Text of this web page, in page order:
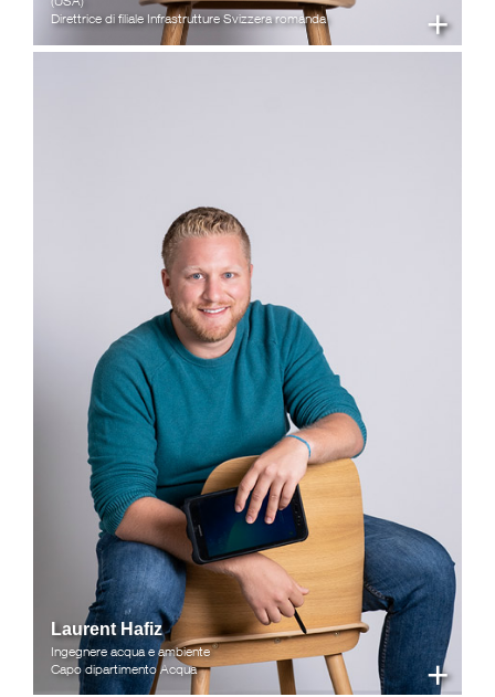
+
Direttrice di filiale Infrastrutture Svizzera romanda
+
Laurent Hafiz
Ingegnere acqua e ambiente
Capo dipartimento Acqua